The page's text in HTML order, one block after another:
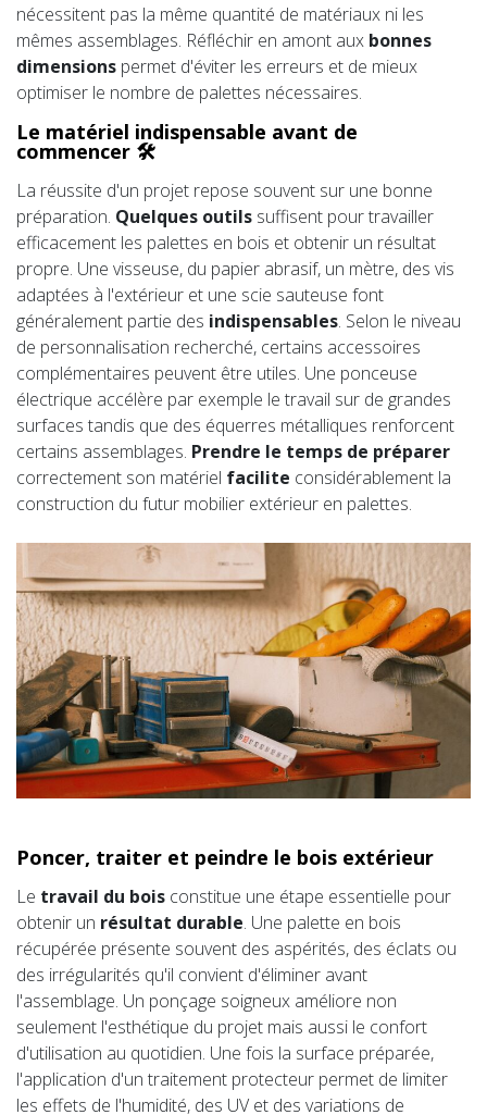
nécessitent pas la même quantité de matériaux ni les
mêmes assemblages. Réfléchir en amont aux bonnes
dimensions permet d'éviter les erreurs et de mieux
optimiser le nombre de palettes nécessaires.
Le matériel indispensable avant de
commencer 🛠️
La réussite d'un projet repose souvent sur une bonne
préparation. Quelques outils suffisent pour travailler
efficacement les palettes en bois et obtenir un résultat
propre. Une visseuse, du papier abrasif, un mètre, des vis
adaptées à l'extérieur et une scie sauteuse font
généralement partie des indispensables. Selon le niveau
de personnalisation recherché, certains accessoires
complémentaires peuvent être utiles. Une ponceuse
électrique accélère par exemple le travail sur de grandes
surfaces tandis que des équerres métalliques renforcent
certains assemblages. Prendre le temps de préparer
correctement son matériel facilite considérablement la
construction du futur mobilier extérieur en palettes.
Poncer, traiter et peindre le bois extérieur
Le travail du bois constitue une étape essentielle pour
obtenir un résultat durable. Une palette en bois
récupérée présente souvent des aspérités, des éclats ou
des irrégularités qu'il convient d'éliminer avant
l'assemblage. Un ponçage soigneux améliore non
seulement l'esthétique du projet mais aussi le confort
d'utilisation au quotidien. Une fois la surface préparée,
l'application d'un traitement protecteur permet de limiter
les effets de l'humidité, des UV et des variations de